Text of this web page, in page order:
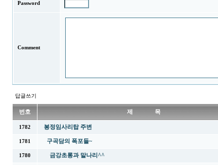
Password
Comment
답글쓰기
번호 제 목
1782 봉정임사리탑 주변
1781 구곡담의 폭포들~
1780 금강초롱과 말나리^^